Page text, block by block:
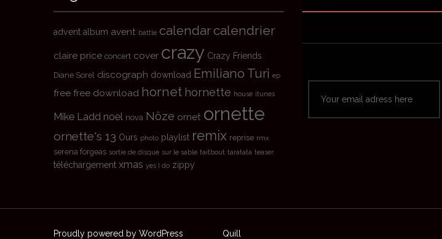
advent album avent battle calendarcalendrier
claire price concert cover crazy Crazy Friends
Diane Sorel discograph download Emiliano Turi ep
free free download hornet hornette house itunes
Mike Ladd noel nova Nôze ornet ornette
ornette's 13 Ours photo playlist remix reprise rmx
serena forgeas sortie de disque sur le sable taitbout taratata teaser
téléchargement xmas yes I do zippy
Proudly powered by WordPress Quill